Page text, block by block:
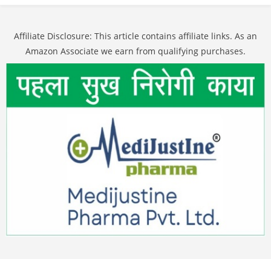
Affiliate Disclosure: This article contains affiliate links. As an
Amazon Associate we earn from qualifying purchases.